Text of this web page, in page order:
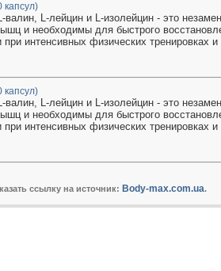
капсул)
L-лейцин и L-изолейцин - это
и необходимы для быстрого
интенсивных физических тренировках
капсул)
L-лейцин и L-изолейцин - это
и необходимы для быстрого
интенсивных физических тренировках
ссылку на источник: Body-max.com.ua.